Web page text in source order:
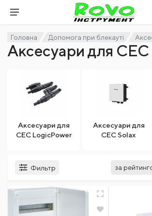
Головна Допомога при блекауті
Аксесуари для СЕС
Аксесуари для
СЕС LogicPower
Аксесуари для
СЕС Solax
Фильтр